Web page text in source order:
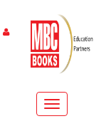
Toggle
navigation